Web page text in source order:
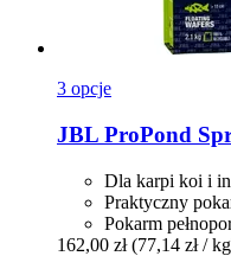
3 opcje
JBL ProPond
Dla karpi koi i
Praktyczny
Pokarm
162,00 zł (77,14 zł /